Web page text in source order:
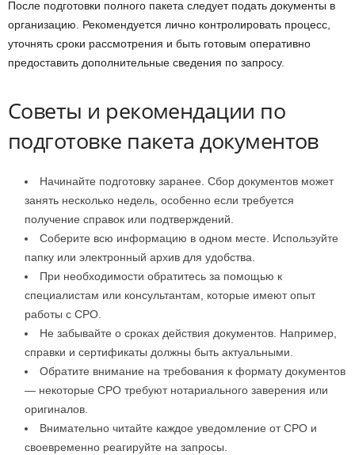
После подготовки полного пакета следует подать документы в
организацию. Рекомендуется лично контролировать процесс,
уточнять сроки рассмотрения и быть готовым оперативно
предоставить дополнительные сведения по запросу.
Советы и рекомендации по
подготовке пакета документов
Начинайте подготовку заранее. Сбор документов может
занять несколько недель, особенно если требуется
получение справок или подтверждений.
Соберите всю информацию в одном месте. Используйте
папку или электронный архив для удобства.
При необходимости обратитесь за помощью к
специалистам или консультантам, которые имеют опыт
работы с СРО.
Не забывайте о сроках действия документов. Например,
справки и сертификаты должны быть актуальными.
Обратите внимание на требования к формату документов
— некоторые СРО требуют нотариального заверения или
оригиналов.
Внимательно читайте каждое уведомление от СРО и
своевременно реагируйте на запросы.